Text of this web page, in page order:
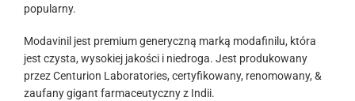
popularny.
Modavinil jest premium generyczną marką modafinilu, która
jest czysta, wysokiej jakości i niedroga. Jest produkowany
przez Centurion Laboratories, certyfikowany, renomowany, &
zaufany gigant farmaceutyczny z Indii.